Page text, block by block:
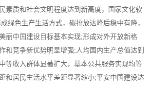
素质和社会文明程度达到新高度，国家文化软
绿色生产生活方式，碳排放达峰后稳中有降，
丽中国建设目标基本实现;形成对外开放新格
和竞争新优势明显增强;人均国内生产总值达到
等收入群体显著扩大，基本公共服务实现均等
和居民生活水平差距显著缩小;平安中国建设达